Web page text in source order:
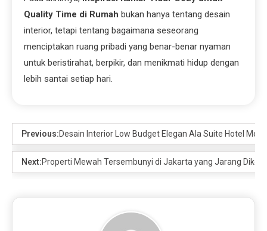
Quality Time di Rumah bukan hanya tentang desain
interior, tetapi tentang bagaimana seseorang
menciptakan ruang pribadi yang benar-benar nyaman
untuk beristirahat, berpikir, dan menikmati hidup dengan
lebih santai setiap hari.
Previous:Desain Interior Low Budget Elegan Ala Suite Hotel
Next:Properti Mewah Tersembunyi di Jakarta yang Jarang